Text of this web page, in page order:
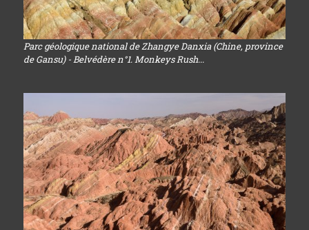
Parc géologique national de Zhangye Danxia (Chine, province
de Gansu) - Belvédère n°1. Monkeys Rush...